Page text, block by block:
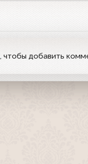
, чтобы добавить